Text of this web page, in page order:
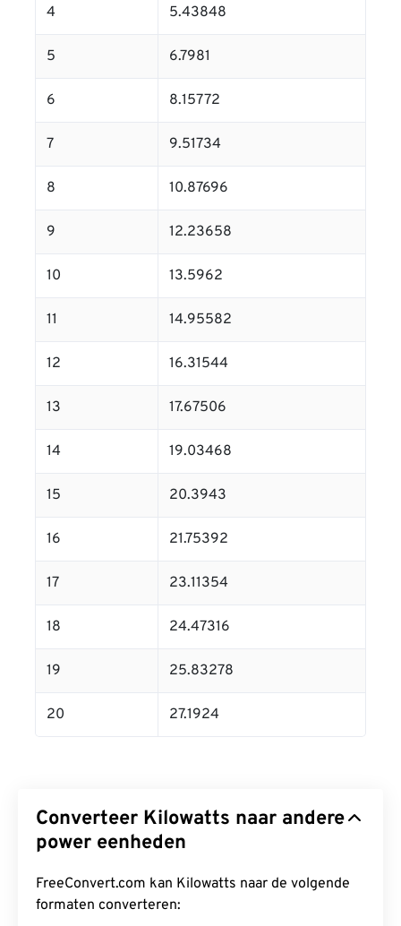
4 5.43848
5 6.7981
6 8.15772
7 9.51734
8 10.87696
9 12.23658
10 13.5962
11 14.95582
12 16.31544
13 17.67506
14 19.03468
15 20.3943
16 21.75392
17 23.11354
18 24.47316
19 25.83278
20 27.1924
Converteer Kilowatts naar andere
power eenheden
FreeConvert.com kan Kilowatts naar de volgende
formaten converteren: